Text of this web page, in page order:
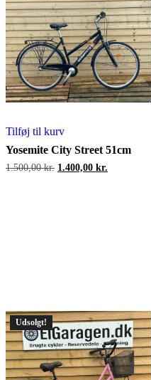
Tilføj til kurv
Yosemite City Street 51cm
1.500,00kr. Den
1.400,00 kr.
Udsolgt!